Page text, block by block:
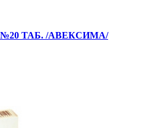
ТАБ. /АВЕКСИМА/